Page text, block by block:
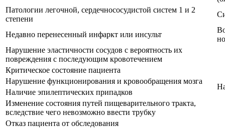
Патологии легочной, сердечнососудистой систем 1 и 2
степени
Недавно перенесенный инфаркт или инсульт
Нарушение эластичности сосудов с вероятность их
повреждения с последующим кровотечением
Критическое состояние пациента
Нарушение функционирования и кровообращения мозга
Наличие эпилептических припадков
Изменение состояния путей пищеварительного тракта,
вследствие чего невозможно ввести трубку
Отказ пациента от обследования